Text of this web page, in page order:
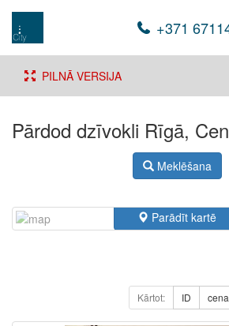
+371
PILNĀ VERSIJA
Pārdod dzīvokli Rīgā,
Meklēšana
Parādīt kartē
Kārtot: ID